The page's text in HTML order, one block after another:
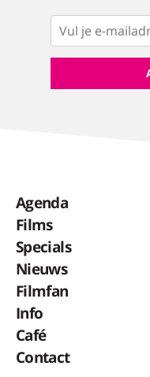
Agenda
Films
Specials
Nieuws
Filmfan
Info
Café
Contact